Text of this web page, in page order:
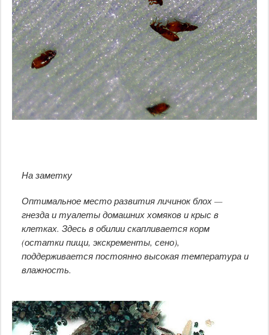
На заметку
Оптимальное место развития личинок блох —
гнезда и туалеты домашних хомяков и крыс в
клетках. Здесь в обилии скапливается корм
(остатки пищи, экскременты, сено),
поддерживается постоянно высокая температура и
влажность.